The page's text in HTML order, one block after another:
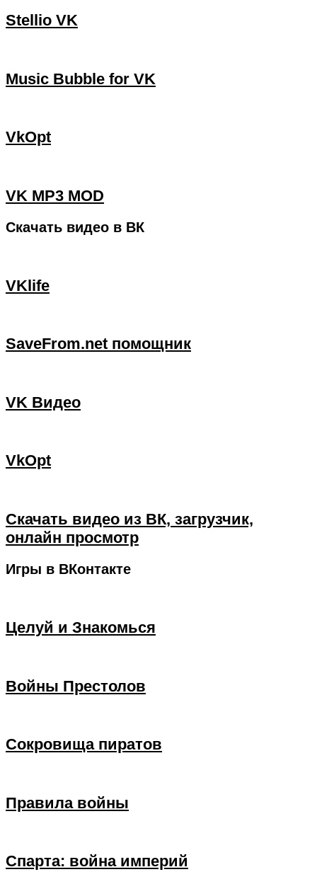
Stellio VK
Music Bubble for VK
VkOpt
VK MP3 MOD
Скачать видео в ВК
VKlife
SaveFrom.net помощник
VK Видео
VkOpt
Скачать видео из ВК, загрузчик,
онлайн просмотр
Игры в ВКонтакте
Целуй и Знакомься
Войны Престолов
Сокровища пиратов
Правила войны
Спарта: война империй